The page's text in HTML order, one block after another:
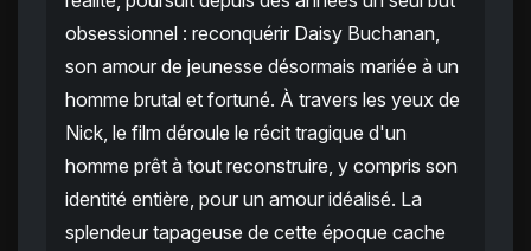
obsessionnel : reconquérir Daisy Buchanan,
son amour de jeunesse désormais mariée à un
homme brutal et fortuné. À travers les yeux de
Nick, le film déroule le récit tragique d'un
homme prêt à tout reconstruire, y compris son
identité entière, pour un amour idéalisé. La
splendeur tapageuse de cette époque cache